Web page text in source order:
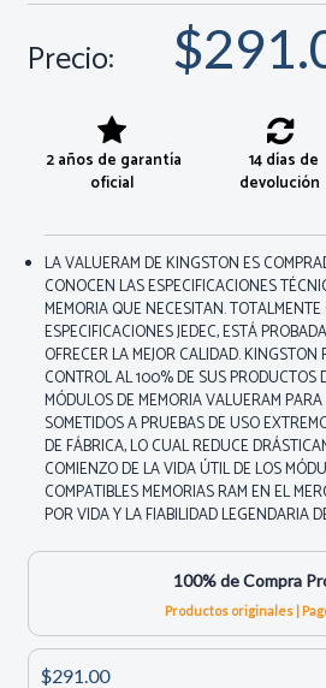
Precio:
2 años de garantía
oficial
14 días de
devolución
LA VALUERAM DE KINGSTON ES
CONOCEN LAS ESPECIFICACIONES
MEMORIA QUE NECESITAN.
ESPECIFICACIONES JEDEC, ESTÁ
OFRECER LA MEJOR CALIDAD. KINGSTON
CONTROL AL 100% DE SUS PRODUCTOS
MÓDULOS DE MEMORIA VALUERAM
SOMETIDOS A PRUEBAS DE USO
DE FÁBRICA, LO CUAL REDUCE
COMIENZO DE LA VIDA ÚTIL DE LOS
COMPATIBLES MEMORIAS RAM EN EL
POR VIDA Y LA FIABILIDAD LEGENDARIA
100% de Compra
Productos originales |
$291.00